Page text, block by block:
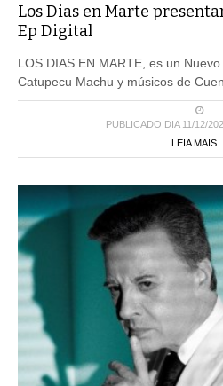
Los Dias en Marte
Ep Digital
LOS DIAS EN MARTE, es un
Catupecu Machu y músicos de
PUBLICADO DIA 11/12/
LEIA MAIS ...